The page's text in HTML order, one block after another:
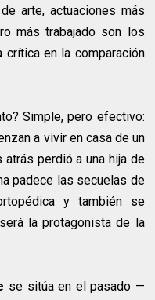
arte, actuaciones más
más trabajado son los
en la comparación
Simple, pero efectivo:
a vivir en casa de un
perdió a una hija de
padece las secuelas de
y también se
la protagonista de la
se sitúa en el pasado —